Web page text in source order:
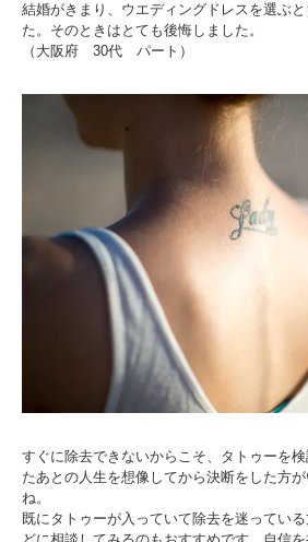
結婚がきまり、ウエディングドレスを選ぶ
た。そのときはとても後悔しました。
（大阪府 30代 パート）
すぐに除去できないからこそ、タトゥーを
たあとの人生を想像してから決断をした方
ね。
既にタトゥーが入っていて除去を迷ってい
どに相談してみるのもおすすめです。自信を